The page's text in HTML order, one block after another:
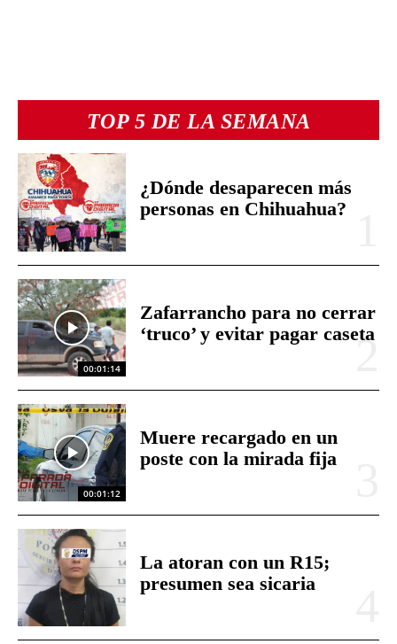
TOP 5 DE LA SEMANA
¿Dónde desaparecen más
personas en Chihuahua?
00:01:14
Zafarrancho para no cerrar
‘truco’ y evitar pagar caseta
00:01:12
Muere recargado en un
poste con la mirada fija
La atoran con un R15;
presumen sea sicaria